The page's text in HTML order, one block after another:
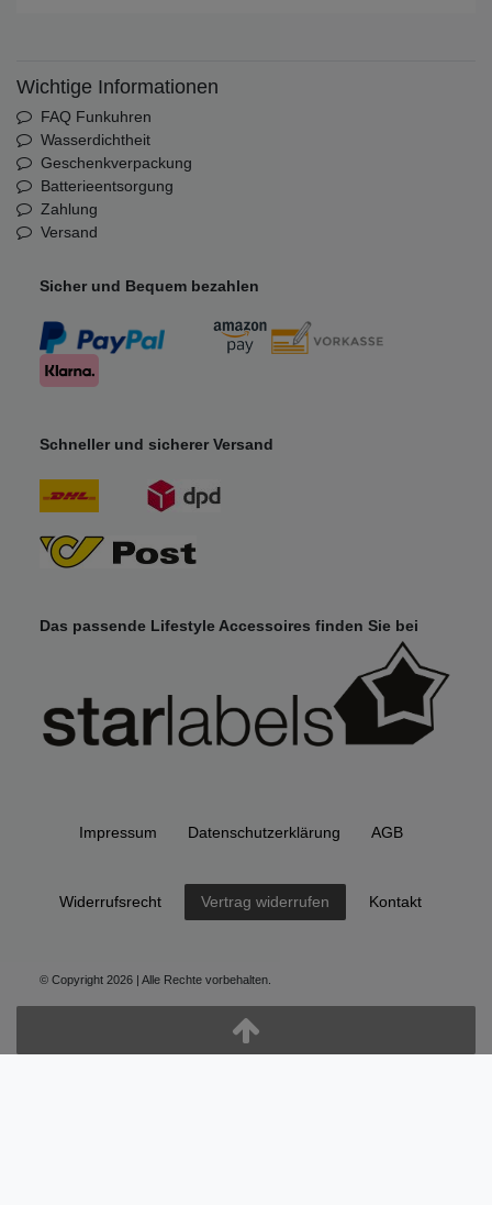
Wichtige Informationen
FAQ Funkuhren
Wasserdichtheit
Geschenkverpackung
Batterieentsorgung
Zahlung
Versand
Sicher und Bequem bezahlen
Schneller und sicherer Versand
Das passende Lifestyle Accessoires finden Sie bei
Impressum Daten­schutz­erklärung AGB
Widerrufs­recht Vertrag widerrufen Kontakt
© Copyright 2026 | Alle Rechte vorbehalten.